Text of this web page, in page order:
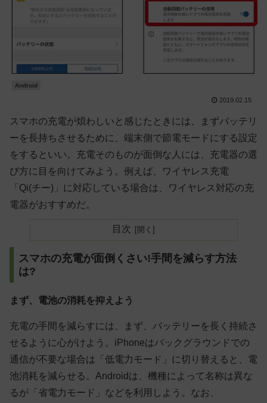
Android
2019.02.15
スマホの充電が煩わしいと感じたときには、まずバッテリ
ーを長持ちさせるために、端末側で節電モードにする設定
をするといい。充電そのものが面倒な人には、充電器の選
び方に目を向けてみよう。例えば、ワイヤレス充電
「Qi(チー)」に対応している場合は、ワイヤレス対応の充
電器がおすすめだ。
目次
スマホの充電が面倒くさい!手間を減らす方法
は?
まず、電池の消耗を抑えよう
充電の手間を減らすには、まず、バッテリーを長く持続さ
せるように心がけよう。iPhoneはバックグラウンドでの
通信が不要な場合は「低電力モード」に切り替えると、電
池消耗を減らせる。Androidは、機種によって名称は異な
るが「省電力モード」などを利用しよう。なお、